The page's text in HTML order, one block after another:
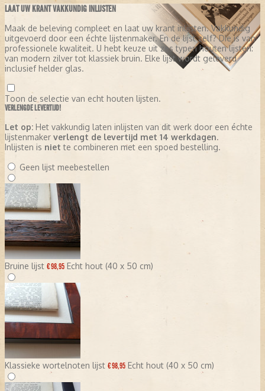
LAAT UW KRANT VAKKUNDIG INLIJSTEN
Maak de beleving compleet en laat uw krant inlijsten. Vakkundig
uitgevoerd door een échte lijstenmaker. En de lijst zelf? Die is van
professionele kwaliteit. U hebt keuze uit zes typen houten lijsten:
van modern zilver tot klassiek bruin. Elke lijst wordt geleverd
inclusief helder glas.
Toon de selectie van echt houten lijsten.
VERLENGDE LEVERTIJD!
Let op: Het vakkundig laten inlijsten van dit werk door een échte
lijstenmaker verlengt de levertijd met 14 werkdagen.
Inlijsten is niet te combineren met een spoed bestelling.
Geen lijst meebestellen
Bruine lijst € 98,95 Echt hout (40 x 50 cm)
Klassieke wortelnoten lijst € 98,95 Echt hout (40 x 50 cm)